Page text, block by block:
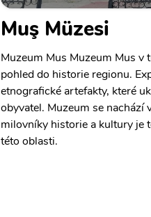
Muş Müzesi
Muzeum Mus Muzeum Mus
pohled do historie regionu.
etnografické artefakty, které
obyvatel. Muzeum se nachází
milovníky historie a kultury je
této oblasti.